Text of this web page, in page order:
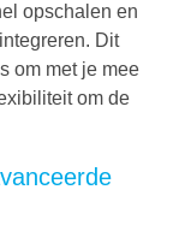
opschalen en
Dit
om met je mee
om de